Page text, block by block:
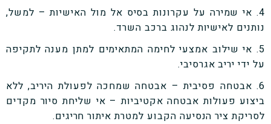
4. אי שמירה על עקרונות בסיס אל מול האישיות – למשל,
נותנים לאישיות לנהוג ברכב השרד.
5. אי שילוב אמצעי לחימה המתאימים למתן מענה לתקיפה
על ידי יריב אגרסיבי.
6. אבטחה פסיבית – אבטחה שמחכה לפעולת היריב, ללא
ביצוע פעולות אבטחה אקטיביות – אי שליחת סיור מקדים
לסריקת ציר הנסיעה הקבוע למטרת איתור חריגים.